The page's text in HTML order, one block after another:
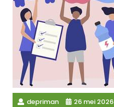
depriman 26 mei 2026